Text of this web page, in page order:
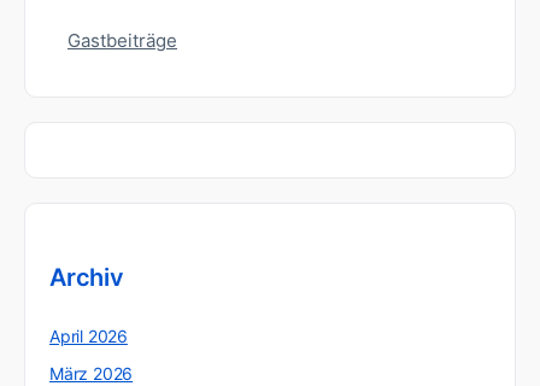
Gastbeiträge
Archiv
April 2026
März 2026